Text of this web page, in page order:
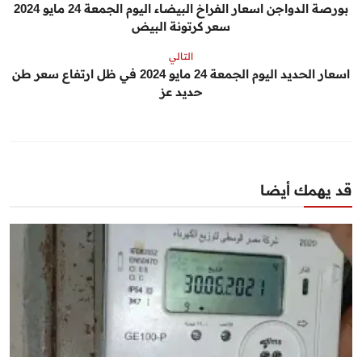
بورصة الدواجن اسعار الفراخ البيضاء اليوم الجمعة 24 مايو 2024
سعر كرتونة البيض
التالي
اسعار الحديد اليوم الجمعة 24 مايو 2024 في ظل ارتفاع سعر طن
حديد عز
قد يهمك أيضا